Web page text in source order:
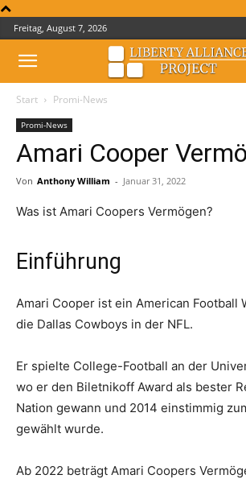
Freitag, August 7, 2026
Start Promi-News
Promi-News
Amari Cooper
Von Anthony William - Januar 31, 2022
Was ist Amari Coopers Vermögen?
Einführung
Amari Cooper ist ein American Football
die Dallas Cowboys in der NFL.
Er spielte College-Football an der
wo er den Biletnikoff Award als bester
Nation gewann und 2014 einstimmig
gewählt wurde.
Ab 2022 beträgt Amari Coopers